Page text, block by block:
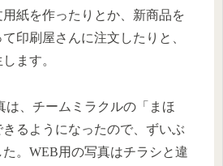
紙を作ったりとか、新商品を
印刷屋さんに注文したりと、
ます。
は、チームミラクルの「まほ
るようになったので、ずいぶ
。WEB用の写真はチラシと違